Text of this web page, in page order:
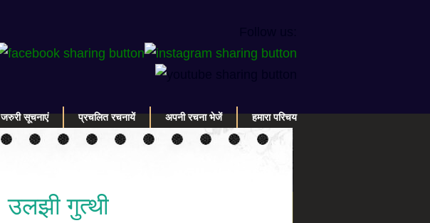
जरुरी सूचनाएं प्रचलित रचनायें अपनी रचना भेजें हमारा परिचय
उलझी गुत्थी